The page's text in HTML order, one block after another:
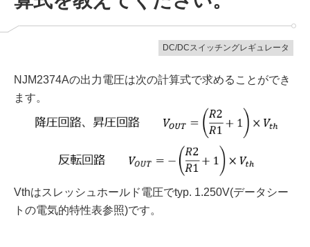
DC/DCスイッチングレギュレータ
NJM2374Aの出力電圧は次の計算式で求めることができ
ます。
Vthはスレッシュホールド電圧でtyp. 1.250V(データシー
トの電気的特性表参照)です。